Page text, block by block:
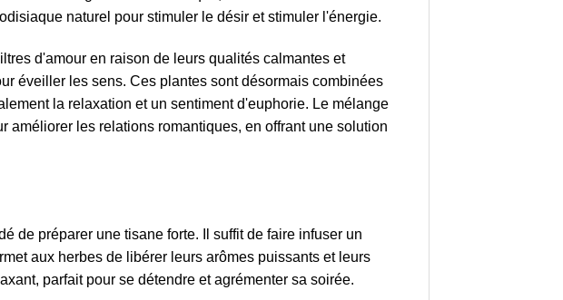
naturel pour stimuler le désir et stimuler l'énergie.
d'amour en raison de leurs qualités calmantes et
éveiller les sens. Ces plantes sont désormais combinées
la relaxation et un sentiment d'euphorie. Le mélange
les relations romantiques, en offrant une solution
de préparer une tisane forte. Il suffit de faire infuser un
aux herbes de libérer leurs arômes puissants et leurs
parfait pour se détendre et agrémenter sa soirée.